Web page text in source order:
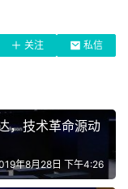
代言人之后的“奔
告片中，代言人岳
，将斗米海量的靠
关注
私信
，技术革命源动
年8月28日 下午4:26